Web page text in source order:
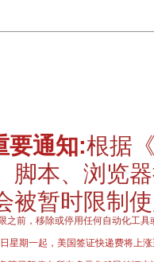
要通知:根据
脚本、浏览
被暂时限制
之前，移除或停用任何自动化工具
星期一起，美国签证快递费将上